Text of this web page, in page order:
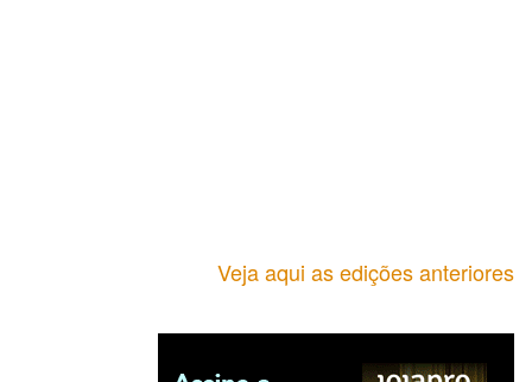
Veja aqui as edições anteriores